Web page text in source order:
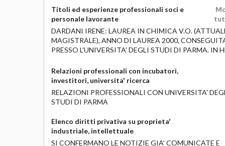
UNA MAGGIORE E MIGLIORE CONSAPEVOLEZZA
CONSUMATORE. LE SPESE IN RICERCA E SVILUPPO
2016 RIGUARDANO SVILUPPO DI PRODOTTI E DI
APPLICAZIONI SPECIFICHE, NONCHE' LA RICERCA
MATERIE PRIME. SONO COSTITUITE DA : -SPESE
PERSONALE ALTAMENTE QUALIFICATO PER EURO
PRIVATIVE INDUSTRIALI" PER EURO 38.907,32 PER
TOTALE DI E. 65.356,60. LE SPESE SOSTENUTE NEL
MEDIANTE DESCRIZIONE IN NOTA INTEGRATIVA,
AD EURO 37.944,64, CHE RISULTANO > 3% DEL
COSTO TOTALE DELLA PRODUZIONE) DEL 2017
EURO 903.166.
Titoli ed esperienze professionali soci e
personale lavorante
DARDANI IRENE: LAUREA IN CHIMICA V.O.
MAGISTRALE), ANNO DI LAUREA 2000,
PRESSO L'UNIVERSITA' DEGLI STUDI DI PARMA. IN
LAUREA MAGISTRALE IN SCIENZE PER LA
CONSERVAZIONE E RESTAURO, ANNO DI LAUREA
PARMA. IN HDG DAL 2008 AL 2014 COME
IN LABORATORIO R&S, ORA COME RESPONSABILE
L'ESTERNO, CONSEGUITO MASTER IN
DEGLI EVENTI ARTISTICI E CULTURALI; SCUOLA DI
Relazioni professionali con incubatori,
investitori, universita' ricerca
RELAZIONI PROFESSIONALI CON UNIVERSITA'
STUDI DI PARMA
Elenco diritti privativa su proprieta'
industriale, intellettuale
SI CONFERMANO LE NOTIZIE GIA' COMUNICATE E